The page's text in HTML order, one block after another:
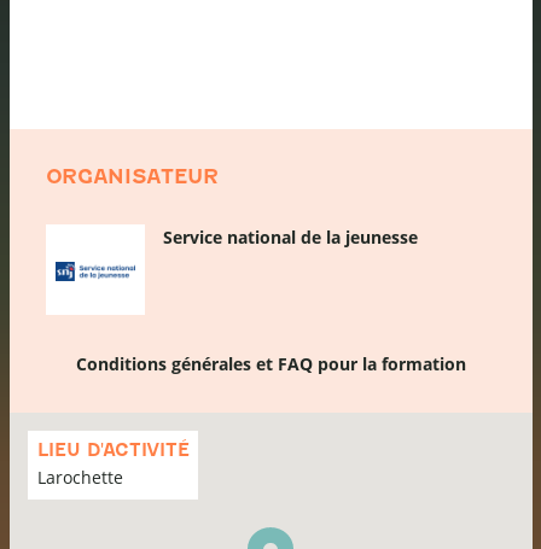
ORGANISATEUR
Service national de la jeunesse
Conditions générales et FAQ pour la formation
LIEU D'ACTIVITÉ
Larochette
Passer
carte